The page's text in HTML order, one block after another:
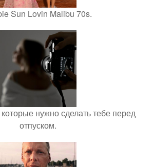
Sun Lovin Malibu 70s.
нужно сделать тебе перед
отпуском.